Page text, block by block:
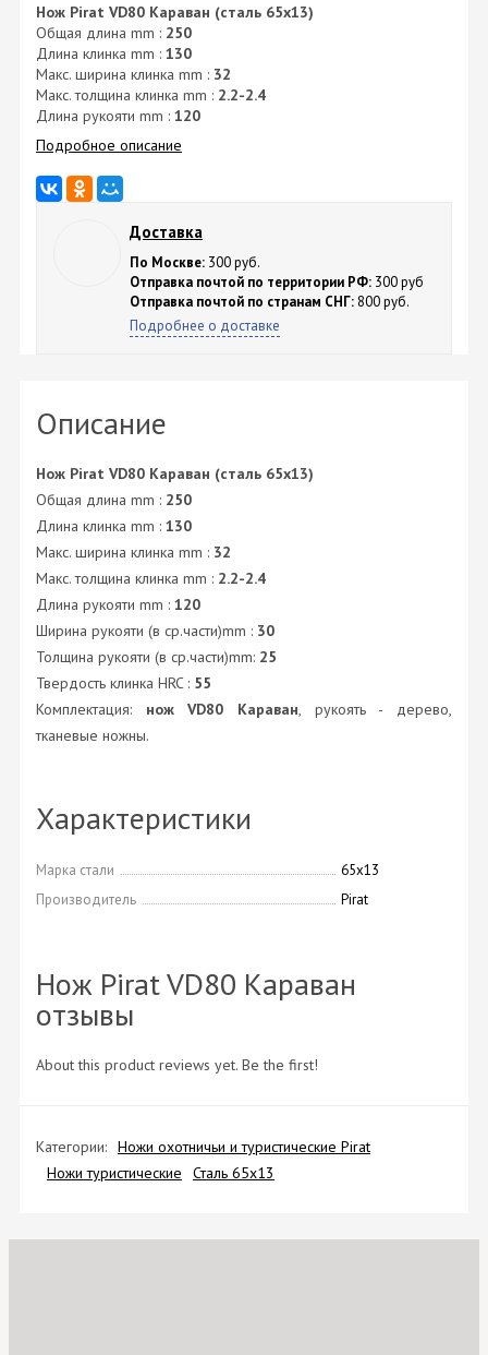
Нож Pirat VD80 Караван (сталь 65х13)
Общая длина mm : 250
Длина клинка mm : 130
Макс. ширина клинка mm : 32
Макс. толщина клинка mm : 2.2-2.4
Длина рукояти mm : 120
Подробное описание
Доставка
По Москве: 300 руб.
Отправка почтой по территории РФ: 300 руб
Отправка почтой по странам СНГ: 800 руб.
Подробнее о доставке
Описание
Нож Pirat VD80 Караван (сталь 65х13)
Общая длина mm : 250
Длина клинка mm : 130
Макс. ширина клинка mm : 32
Макс. толщина клинка mm : 2.2-2.4
Длина рукояти mm : 120
Ширина рукояти (в ср.части)mm : 30
Толщина рукояти (в ср.части)mm: 25
Твердость клинка HRC : 55
Комплектация: нож VD80 Караван, рукоять - дерево,
тканевые ножны.
Характеристики
Марка стали
65х13
Производитель
Pirat
Нож Pirat VD80 Караван
отзывы
About this product reviews yet. Be the first!
Категории: Ножи охотничьи и туристические Pirat
Ножи туристические
Сталь 65х13